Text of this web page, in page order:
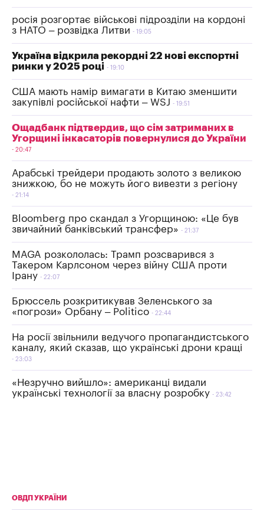
росія розгортає військові підрозділи на кордоні
з НАТО – розвідка Литви
19:05
Україна відкрила рекордні 22 нові експортні
ринки у 2025 році
19:10
США мають намір вимагати в Китаю зменшити
закупівлі російської нафти – WSJ
19:51
Ощадбанк підтвердив, що сім затриманих в
Угорщині інкасаторів повернулися до України
20:47
Арабські трейдери продають золото з великою
знижкою, бо не можуть його вивезти з регіону
21:14
Bloomberg про скандал з Угорщиною: «Це був
звичайний банківський трансфер»
21:37
MAGA розкололась: Трамп розсварився з
Такером Карлсоном через війну США проти
Ірану
22:07
Брюссель розкритикував Зеленського за
«погрози» Орбану – Politico
22:44
На росії звільнили ведучого пропагандистського
каналу, який сказав, що українські дрони кращі
23:03
«Незручно вийшло»: американці видали
українські технології за власну розробку
23:42
ОВДП УКРАЇНИ